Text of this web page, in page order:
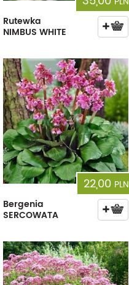
Rutewka
NIMBUS WHITE
22,00 PLN
Bergenia
SERCOWATA